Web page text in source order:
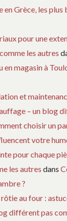
en Grèce, les plus
pour une
les autres
en magasin à
et
– un blog
choisir un
votre
pour chaque
les autres dans
?
au four :
différent pas